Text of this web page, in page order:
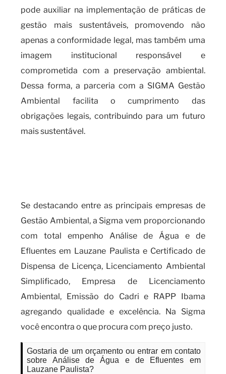
pode auxiliar na implementação de práticas de
gestão mais sustentáveis, promovendo não
apenas a conformidade legal, mas também uma
imagem institucional responsável e
comprometida com a preservação ambiental.
Dessa forma, a parceria com a SIGMA Gestão
Ambiental facilita o cumprimento das
obrigações legais, contribuindo para um futuro
mais sustentável.
Se destacando entre as principais empresas de
Gestão Ambiental, a Sigma vem proporcionando
com total empenho Análise de Água e de
Efluentes em Lauzane Paulista e Certificado de
Dispensa de Licença, Licenciamento Ambiental
Simplificado, Empresa de Licenciamento
Ambiental, Emissão do Cadri e RAPP Ibama
agregando qualidade e excelência. Na Sigma
você encontra o que procura com preço justo.
Gostaria de um orçamento ou entrar em contato
sobre Análise de Água e de Efluentes em
Lauzane Paulista?